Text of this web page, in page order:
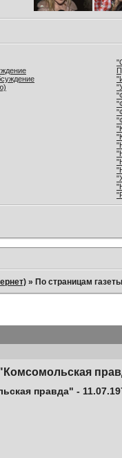
»По страницам
правда" -